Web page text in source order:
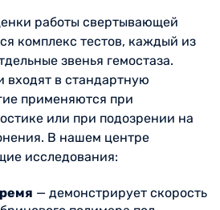
работы свертывающей
комплекс тестов, каждый из
звенья гемостаза.
входят в стандартную
применяются при
или при подозрении на
В нашем центре
исследования:
— демонстрирует скорость